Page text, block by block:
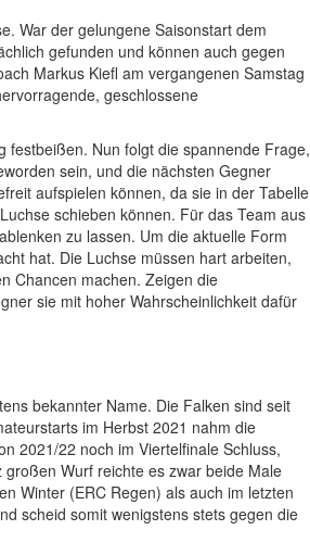
War der gelungene Saisonstart dem
gefunden und können auch gegen
Markus Kiefl am vergangenen Samstag
geschlossene
festbeißen. Nun folgt die spannende Frage,
sein, und die nächsten Gegner
aufspielen können, da sie in der Tabelle
schieben können. Für das Team aus
zu lassen. Um die aktuelle Form
hat. Die Luchse müssen hart arbeiten,
Chancen machen. Zeigen die
sie mit hoher Wahrscheinlichkeit dafür
bekannter Name. Die Falken sind seit
im Herbst 2021 nahm die
2021/22 noch im Viertelfinale Schluss,
Wurf reichte es zwar beide Male
Winter (ERC Regen) als auch im letzten
scheid somit wenigstens stets gegen die